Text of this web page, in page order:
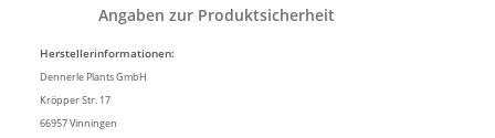
Angaben zur Produktsicherheit
Herstellerinformationen:
Dennerle Plants GmbH
Kröpper Str. 17
66957 Vinningen